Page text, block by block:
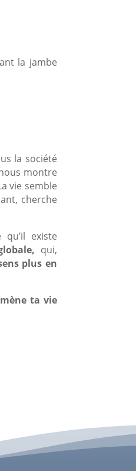
la jambe
la société
montre
vie semble
cherche
existe
qui,
plus en
ta vie